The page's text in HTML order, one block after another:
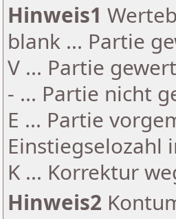
Hinweis1
blank ... Partie
V ... Partie
- ... Partie nicht
E ... Partie
Einstiegselozahl
K ... Korrektur
Hinweis2